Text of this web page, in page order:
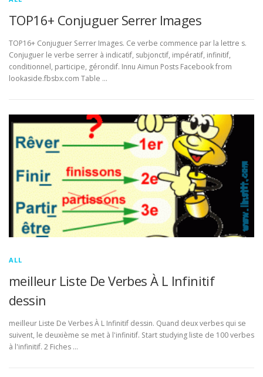
TOP16+ Conjuguer Serrer Images
TOP16+ Conjuguer Serrer Images. Ce verbe commence par la lettre s.
Conjuguer le verbe serrer à indicatif, subjonctif, impératif, infinitif,
conditionnel, participe, gérondif. Innu Aimun Posts Facebook from
lookaside.fbsbx.com Table …
ALL
meilleur Liste De Verbes À L Infinitif
dessin
meilleur Liste De Verbes À L Infinitif dessin. Quand deux verbes qui se
suivent, le deuxième se met à l'infinitif. Start studying liste de 100 verbes
à l'infinitif. 2 Fiches …